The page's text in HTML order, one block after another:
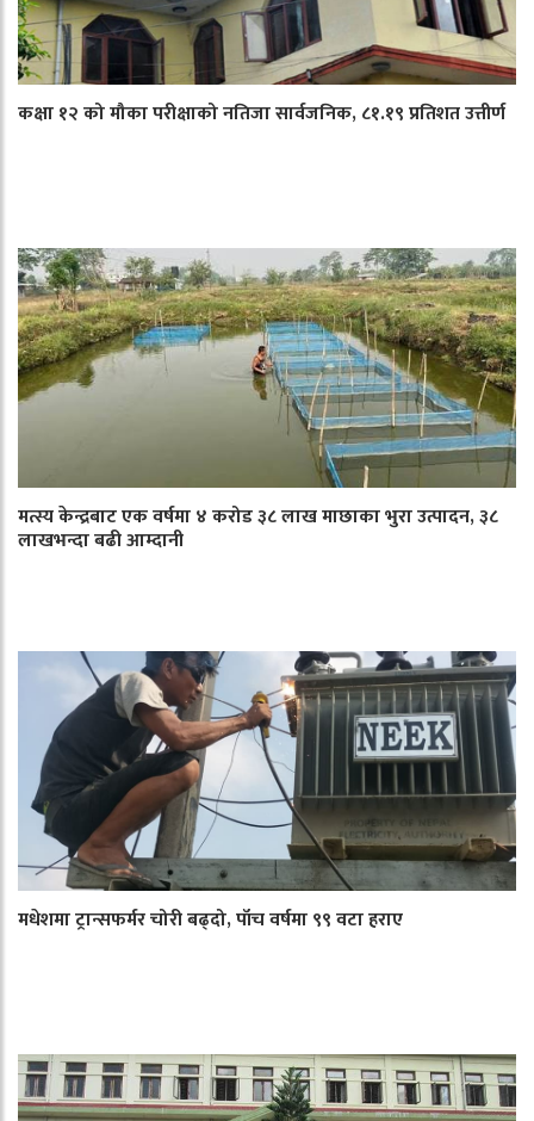
कक्षा १२ को मौका परीक्षाको नतिजा सार्वजनिक, ८१.१९ प्रतिशत उत्तीर्ण
मत्स्य केन्द्रबाट एक वर्षमा ४ करोड ३८ लाख माछाका भुरा उत्पादन, ३८
लाखभन्दा बढी आम्दानी
मधेशमा ट्रान्सफर्मर चोरी बढ्दो, पाँच वर्षमा ९९ वटा हराए